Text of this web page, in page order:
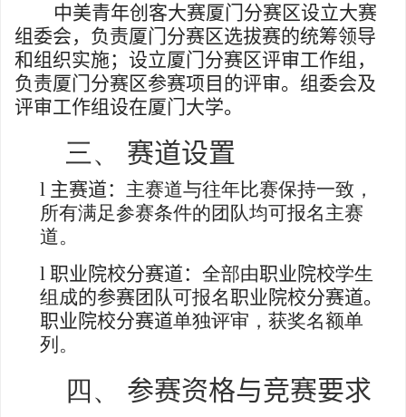
中美青年创客大赛厦门分赛区设立大赛
组委会，负责厦门分赛区选拔赛的统筹领导
和组织实施；设立厦门分赛区评审工作组，
负责厦门分赛区参赛项目的评审。组委会及
评审工作组设在厦门大学。
三、 赛道设置
l 主赛道： 主赛道与往年比赛保持一致，
所有满足参赛条件的团队均可报名主赛
道。
l 职业院校分赛道： 全部由职业院校学生
组成的参赛团队可报名职业院校分赛道。
职业院校分赛道单独评审，获奖名额单
列。
四、 参赛资格与竞赛要求